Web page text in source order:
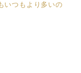
いつもより多いの